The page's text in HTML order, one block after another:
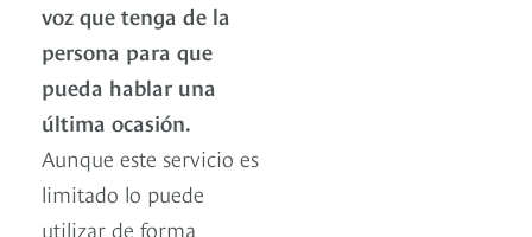
voz que tenga de la
persona para que
pueda hablar una
última ocasión.
Aunque este servicio es
limitado lo puede
utilizar de forma